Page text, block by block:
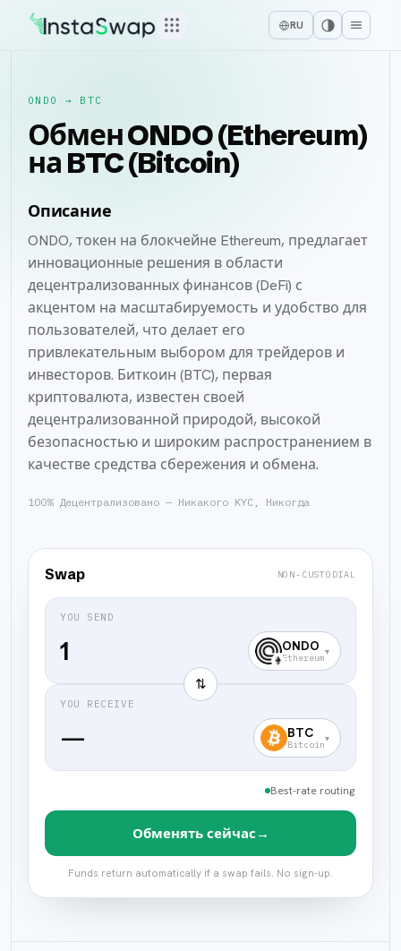
RU
ONDO → BTC
Обмен ONDO (Ethereum)
на BTC (Bitcoin)
Описание
ONDO, токен на блокчейне Ethereum, предлагает
инновационные решения в области
децентрализованных финансов (DeFi) с
акцентом на масштабируемость и удобство для
пользователей, что делает его
привлекательным выбором для трейдеров и
инвесторов. Биткоин (BTC), первая
криптовалюта, известен своей
децентрализованной природой, высокой
безопасностью и широким распространением в
качестве средства сбережения и обмена.
100% Децентрализовано — Никакого KYC, Никогда
Swap NON-CUSTODIAL
YOU SEND
ONDO
Ethereum
▾
⇅
YOU RECEIVE
— BTC
Bitcoin
▾
Best-rate routing
Обменять сейчас →
Funds return automatically if a swap fails. No sign-up.